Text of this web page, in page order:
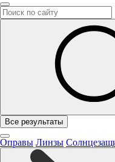
Все результаты
Оправы Линзы